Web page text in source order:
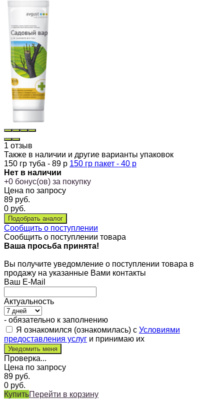
1 отзыв
Также в наличии и другие варианты упаковок
150 гр туба - 89 р 150 гр пакет - 40 р
Нет в наличии
+0 бонус(ов) за покупку
Цена по запросу
89 руб.
0 руб.
Сообщить о поступлении
Сообщить о поступлении товара
Ваша просьба принята!
Вы получите уведомление о поступлении товара в
продажу на указанные Вами контакты
Ваш E-Mail
Актуальность
- обязательно к заполнению
Я ознакомился (ознакомилась) с Условиями
предоставления услуг и принимаю их
Проверка...
Цена по запросу
89 руб.
0 руб.
КупитьПерейти в корзину